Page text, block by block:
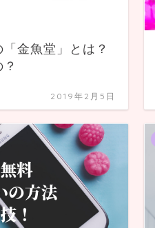
金魚堂」とは？
2019年2月5日